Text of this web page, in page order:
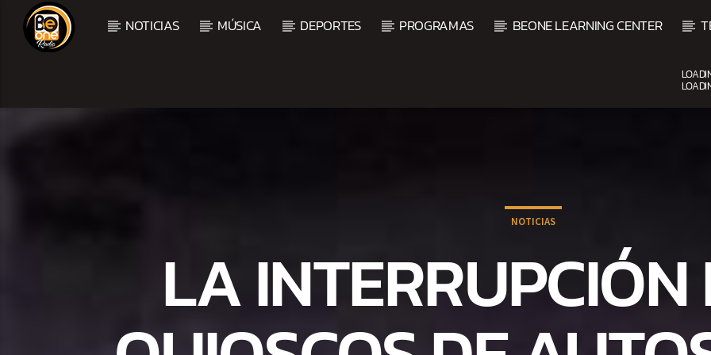
NOTICIAS MÚSICA DEPORTES PROGRAMAS BEONE LEARNING CENTER
NOTICIAS
LA INTERRUPCIÓN